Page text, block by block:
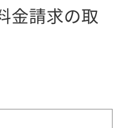
金請求の取